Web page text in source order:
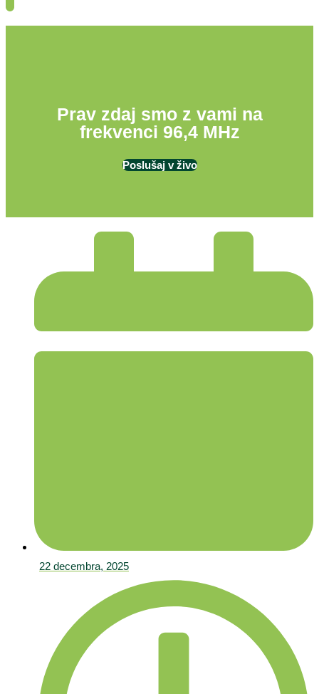
Prav zdaj smo z vami na
frekvenci 96,4 MHz
Poslušaj v živo
22 decembra, 2025